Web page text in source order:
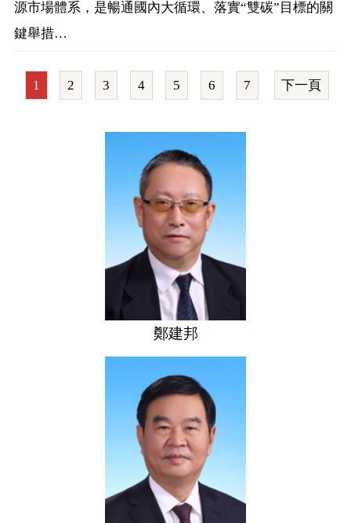
源市場體系，是暢通國內大循環、落實“雙碳”目標的關
鍵舉措…
1 2 3 4 5 6 7 下一頁
鄭建邦